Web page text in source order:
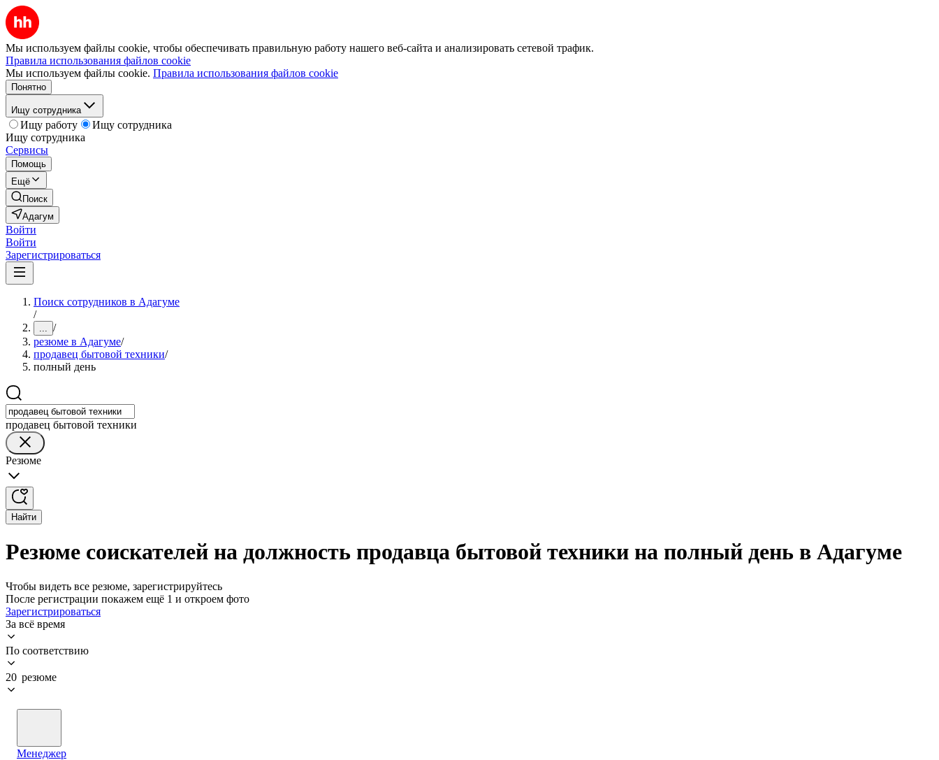
Мы используем файлы cookie, чтобы обеспечивать правильную работу нашего веб-сайта и анализировать сетевой трафик.
Правила использования файлов cookie
Мы используем файлы cookie. Правила использования файлов cookie
Понятно
Ищу сотрудника
Ищу работу
Ищу сотрудника
Ищу сотрудника
Сервисы
Помощь
Ещё
Поиск
Адагум
Войти
Войти
Зарегистрироваться
Поиск сотрудников в Адагуме
/
... /
резюме в Адагуме/
продавец бытовой техники/
полный день
продавец бытовой техники
Резюме
Найти
Резюме соискателей на должность продавца бытовой техники на полный день в Адагуме
Чтобы видеть все резюме, зарегистрируйтесь
После регистрации покажем ещё 1 и откроем фото
Зарегистрироваться
За всё время
По соответствию
20 резюме
Менеджер